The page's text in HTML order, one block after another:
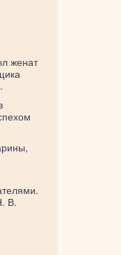
женат
В.